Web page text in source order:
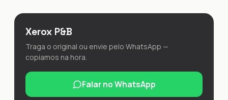
Xerox P&B
Traga o original ou envie pelo WhatsApp —
copiamos na hora.
Falar no WhatsApp